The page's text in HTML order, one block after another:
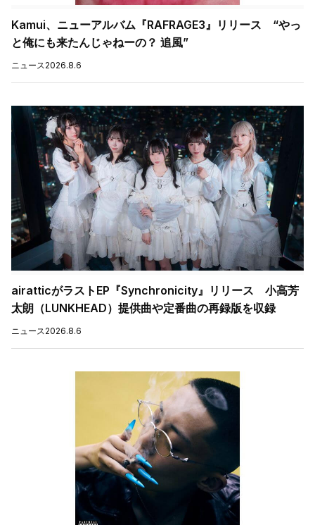
Kamui、ニューアルバム『RAFRAGE3』リリース “やっ
と俺にも来たんじゃねーの？ 追風”
ニュース 2026.8.6
airatticがラストEP『Synchronicity』リリース 小高芳
太朗（LUNKHEAD）提供曲や定番曲の再録版を収録
ニュース 2026.8.6